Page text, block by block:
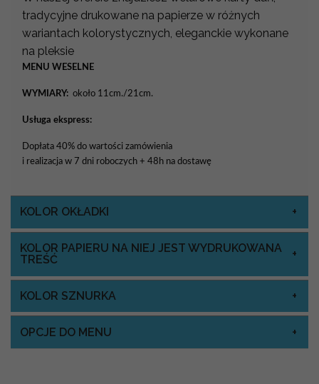
tradycyjne drukowane na papierze w różnych
wariantach kolorystycznych, eleganckie wykonane
na pleksie
MENU WESELNE
WYMIARY: około 11cm./21cm.
Usługa ekspress:
Dopłata 40% do wartości zamówienia
i realizacja w 7 dni roboczych + 48h na dostawę
KOLOR OKŁADKI
KOLOR PAPIERU NA NIEJ JEST WYDRUKOWANA
TREŚĆ
KOLOR SZNURKA
OPCJE DO MENU